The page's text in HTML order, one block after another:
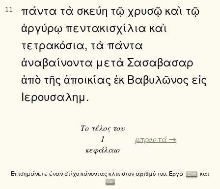
11
πάντα τὰ σκεύη τῷ χρυσῷ καὶ τῷ
ἀργύρῳ πεντακισχίλια καὶ
τετρακόσια, τὰ πάντα
ἀναβαίνοντα μετὰ Σασαβασαρ
ἀπὸ τῆς ἀποικίας ἐκ Βαβυλῶνος εἰς
Ιερουσαλημ.
Το τέλος του
1
κεφάλαιο
μπροστά →
Επισημάνετε έναν στίχο κάνοντας κλικ στον αριθμό του. Εργα Shift και
Ctrl